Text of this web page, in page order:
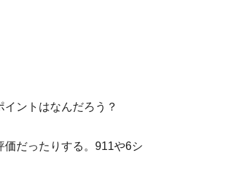
ントはなんだろう？
だったりする。911や6シ